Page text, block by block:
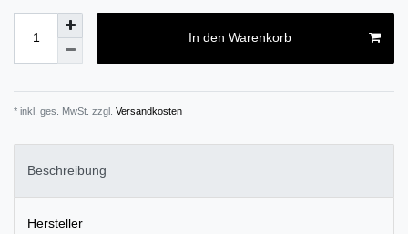
In den Warenkorb
* inkl. ges. MwSt. zzgl. Versandkosten
Beschreibung
Hersteller